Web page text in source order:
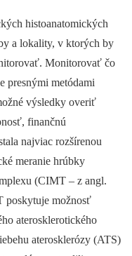
histoanatomických
a lokality, v ktorých by
Monitorovať čo
presnými metódami
výsledky overiť
finančnú
najviac rozšírenou
meranie hrúbky
(CIMT –⁠ z angl.
poskytuje možnosť
aterosklerotického
aterosklerózy (ATS)